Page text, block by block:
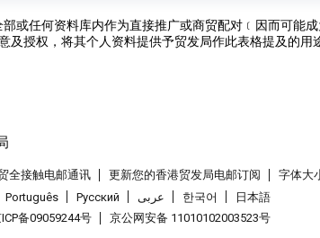
或任何资料库内作为直接推广或商贸配对﹝因而可能
授权，将其个人资料提供予贸发局作此表格提及的用
全接触电邮通讯 更新您的香港贸发局电邮订阅
字体大
Português Pусский عربى 한국어
日本語
备09059244号 京公网安备 11010102003523号